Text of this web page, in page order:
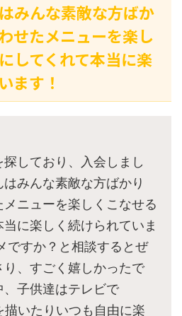
みんな素敵な方ばか
せたメニューを楽し
してくれて本当に楽
ます！
しており、入会しまし
みんな素敵な方ばかり
ニューを楽しくこなせる
に楽しく続けられていま
ですか？と相談するとぜ
、すごく嬉しかったで
子供達はテレビで
いたりいつも自由に楽